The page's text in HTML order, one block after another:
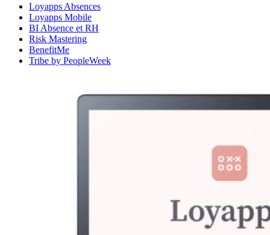
Loyapps Absences
Loyapps Mobile
BI Absence et RH
Risk Mastering
BenefitMe
Tribe by PeopleWeek